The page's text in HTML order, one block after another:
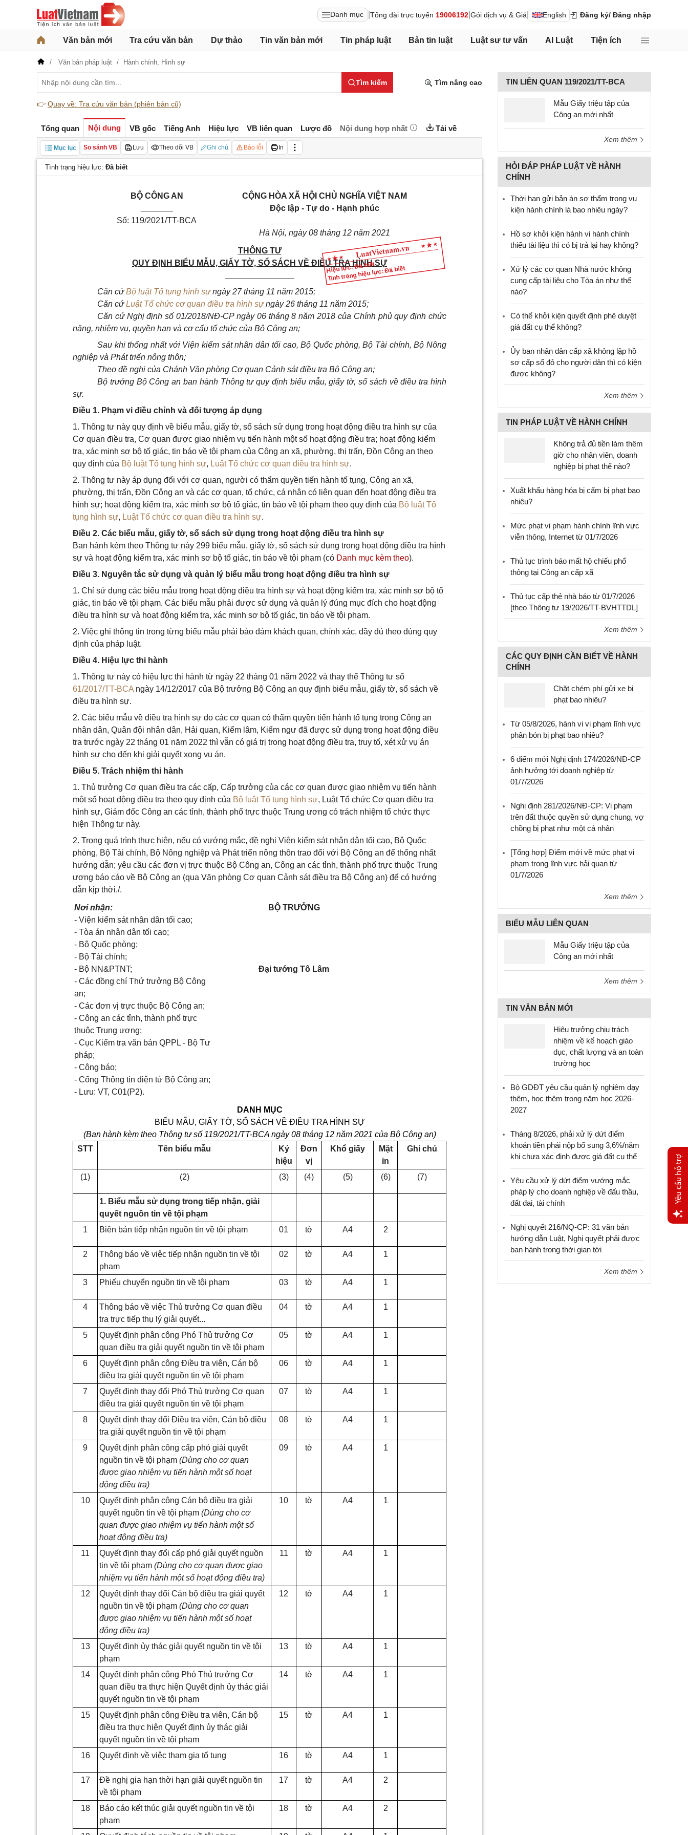
Danh mục Tổng đài trực tuyến 19006192 Gói dịch vụ & Giá English Đăng ký/ Đăng nhập
Văn bản mới Tra cứu văn bản Dự thảo Tin văn bản mới Tin pháp luật Bản tin luật Luật sư tư vấn AI Luật Tiện ích
Văn bản pháp luật Hành chính, Hình sự
Tìm kiếm Tìm nâng cao
👉 Quay về: Tra cứu văn bản (phiên bản cũ)
Tổng quan Nội dung VB gốc Tiếng Anh Hiệu lực VB liên quan Lược đồ Nội dung hợp nhất Tải về
Mục lục So sánh VB Lưu Theo dõi VB Ghi chú Báo lỗi In
Tình trạng hiệu lực: Đã biết
Hiệu lực: Đã biết
Tình trạng hiệu lực: Đã biết
BỘ CÔNG AN
Số: 119/2021/TT-BCA
CỘNG HÒA XÃ HỘI CHỦ NGHĨA VIỆT NAM
Độc lập - Tự do - Hạnh phúc
Hà Nội, ngày08 tháng 12 năm 2021
THÔNG TƯ
QUY ĐỊNH BIỂU MẪU, GIẤY TỜ, SỔ SÁCH VỀ ĐIỀU TRA HÌNH SỰ
Căn cứBộ luật Tố tụng hình sựngày 27 tháng 11 năm 2015;
Căn cứLuật Tổ chức cơ quan điều tra hình sựngày 26 tháng 11 năm 2015;
Căn cứ Nghị định số 01/2018/NĐ-CP ngày 06 tháng 8 năm 2018 của Chính phủ quy định chức
năng, nhiệm vụ, quyền hạn và cơ cấu tổ chức của Bộ Công an;
Sau khithống nhất với Viện kiểm sát nhân dân tối cao, Bộ Quốc phòng, Bộ Tài chính, Bộ Nông
nghiệp và Phát triển nông thôn;
Theo đề nghị của Chánh Văn phòng Cơ quan Cảnh sát điều tra Bộ Công an;
Bộ trưởng Bộ Công an ban hành Thông tư quy định biểu mẫu, giấy tờ, sổ sách về điều tra hình
sự.
Điều 1. Phạm vi điều chỉnh và đối tượng áp dụng
1. Thông tư này quy định về biểu mẫu, giấy tờ, sổ sách sử dụng trong hoạt động điều tra hình sự của
Cơ quan điều tra, Cơ quan được giao nhiệm vụ tiến hành một số hoạt động điều tra; hoạt động kiểm
tra, xác minh sơ bộ tố giác, tin báo về tội phạm của Công an xã, phường, thị trấn, Đồn Công an theo
quy định của Bộ luật Tố tụng hình sự, Luật Tổ chức cơ quan điều tra hình sự.
2. Thông tư này áp dụng đối với cơ quan, người có thẩm quyền tiến hành tố tụng, Công an xã,
phường, thị trấn, Đồn Công an và các cơ quan, tổ chức, cá nhân có liên quan đến hoạt động điều tra
hình sự; hoạt động kiểm tra, xác minh sơ bộ tố giác, tin báo về tội phạm theo quy định của Bộ luật Tố
tụng hình sự, Luật Tổ chức cơ quan điều tra hình sự.
Điều 2. Các biểu mẫu, giấy tờ, sổ sách sử dụng trong hoạt động điều tra hình sự
Ban hành kèm theo Thông tư này 299 biểu mẫu, giấy tờ, sổ sách sử dụng trong hoạt động điều tra hình
sự và hoạt động kiểm tra, xác minh sơ bộ tố giác, tin báo về tội phạm (có Danh mục kèm theo).
Điều 3. Nguyên tắc sử dụng và quản lý biểu mẫu trong hoạt động điều tra hình sự
1. Chỉ sử dụng các biểu mẫu trong hoạt động điều tra hình sự và hoạt động kiểm tra, xác minh sơ bộ tố
giác, tin báo về tội phạm. Các biểu mẫu phải được sử dụng và quản lý đúng mục đích cho hoạt động
điều tra hình sự và hoạt động kiểm tra, xác minh sơ bộ tố giác, tin báo về tội phạm.
2. Việc ghi thông tin trong từng biểu mẫu phải bảo đảm khách quan, chính xác, đầy đủ theo đúng quy
định của pháp luật.
Điều 4. Hiệu lực thi hành
1. Thông tư này có hiệu lực thi hành từ ngày 22 tháng 01 năm 2022 và thay thế Thông tư số
61/2017/TT-BCA ngày 14/12/2017 của Bộ trưởng Bộ Công an quy định biểu mẫu, giấy tờ, sổ sách về
điều tra hình sự.
2. Các biểu mẫu về điều tra hình sự do các cơ quan có thẩm quyền tiến hành tố tụng trong Công an
nhân dân, Quân đội nhân dân, Hải quan, Kiểm lâm, Kiểm ngư đã được sử dụng trong hoạt động điều
tra trước ngày 22 tháng 01 năm 2022 thì vẫn có giá trị trong hoạt động điều tra, truy tố, xét xử vụ án
hình sự cho đến khi giải quyết xong vụ án.
Điều 5. Trách nhiệm thi hành
1. Thủ trưởng Cơ quan điều tra các cấp, Cấp trưởng của các cơ quan được giao nhiệm vụ tiến hành
một số hoạt động điều tra theo quy định của Bộ luật Tố tụng hình sự, Luật Tổ chức Cơ quan điều tra
hình sự, Giám đốc Công an các tỉnh, thành phố trực thuộc Trung ương có trách nhiệm tổ chức thực
hiện Thông tư này.
2. Trong quá trình thực hiện, nếu có vướng mắc, đề nghị Viện kiểm sát nhân dân tối cao, Bộ Quốc
phòng, Bộ Tài chính, Bộ Nông nghiệp và Phát triển nông thôn trao đổi với Bộ Công an để thống nhất
hướng dẫn; yêu cầu các đơn vị trực thuộc Bộ Công an, Công an các tỉnh, thành phố trực thuộc Trung
ương báo cáo về Bộ Công an (qua Văn phòng Cơ quan Cảnh sát điều tra Bộ Công an) để có hướng
dẫn kịp thời./.
Nơi nhận:
- Viện kiểm sát nhân dân tối cao;
- Tòa án nhân dân tối cao;
- Bộ Quốc phòng;
- Bộ Tài chính;
- Bộ NN&PTNT;
- Các đồng chí Thứ trưởng Bộ Công
an;
- Các đơn vị trực thuộc Bộ Công an;
- Công an các tỉnh, thành phố trực
thuộc Trung ương;
- Cục Kiểm tra văn bản QPPL - Bộ Tư
pháp;
- Công báo;
- Cổng Thông tin điện tử Bộ Công an;
- Lưu: VT, C01(P2).
BỘ TRƯỞNG
Đại tướng Tô Lâm
DANH MỤC
BIỂU MẪU, GIẤY TỜ, SỔ SÁCH VỀ ĐIỀU TRA HÌNH SỰ
(Ban hành kèm theo Thông tư số119/2021/TT-BCA ngày08tháng 12năm 2021 của Bộ Công an)
STT
Tên biểu mẫu
Ký
hiệu
Đơn
vị
Khổ giấy
Mặt
in
Ghi chú
(1) (2) (3) (4) (5) (6) (7)
1. Biểu mẫu sử dụng trong tiếp nhận, giải
quyết nguồn tin về tội phạm
1
Biên bản tiếp nhận nguồn tin về tội phạm 01 tờ A4 2
2
Thông báo về việc tiếp nhận nguồn tin về tội
phạm
02 tờ A4 1
3 Phiếu chuyển nguồn tin về tội phạm 03 tờ A4 1
4
Thông báo về việc Thủ trưởng Cơ quan điều
tra trực tiếp thụ lý giải quyết...
04 tờ A4 1
5
Quyết định phân công Phó Thủ trưởng Cơ
quan điều tra giải quyết nguồn tin về tội phạm
05 tờ A4 1
6
Quyết định phân công Điều tra viên, Cán bộ
điều tra giải quyết nguồn tin về tội phạm
06 tờ A4 1
7
Quyết định thay đổi Phó Thủ trưởng Cơ quan
điều tra giải quyết nguồn tin về tội phạm
07 tờ A4 1
8
Quyết định thay đổi Điều tra viên, Cán bộ điều
tra giải quyết nguồn tin về tội phạm
08 tờ A4 1
9
Quyết định phân công cấp phó giải quyết
nguồn tin về tội phạm (Dùng cho cơ quan
được giao nhiệm vụ tiến hành một số hoạt
động điều tra)
09 tờ A4 1
10
Quyết định phân công Cán bộ điều tra giải
quyết nguồn tin về tội phạm (Dùng cho cơ
quan được giao nhiệm vụ tiến hành một số
hoạt động điều tra)
10 tờ A4 1
11
Quyết định thay đổi cấp phó giải quyết nguồn
tin về tội phạm (Dùng cho cơ quan được giao
nhiệm vụ tiến hành một số hoạt động điều tra)
11 tờ A4 1
12
Quyết định thay đổi Cán bộ điều tra giải quyết
nguồn tin về tội phạm (Dùng cho cơ quan
được giao nhiệm vụ tiến hành một số hoạt
động điều tra)
12 tờ A4 1
13
Quyết định ủy thác giải quyết nguồn tin về tội
phạm
13 tờ A4 1
14
Quyết định phân công Phó Thủ trưởng Cơ
quan điều tra thực hiện Quyết định ủy thác giải
quyết nguồn tin về tội phạm
14 tờ A4 1
15
Quyết định phân công Điều tra viên, Cán bộ
điều tra thực hiện Quyết định ủy thác giải
quyết nguồn tin về tội phạm
15 tờ A4 1
16 Quyết định về việc tham gia tố tụng 16 tờ A4 1
17
Đề nghị gia hạn thời hạn giải quyết nguồn tin
về tội phạm
17 tờ A4 2
18
Báo cáo kết thúc giải quyết nguồn tin về tội
phạm
18 tờ A4 2
TIN LIÊN QUAN 119/2021/TT-BCA
Mẫu Giấy triệu tập của
Công an mới nhất
Xem thêm
HỎI ĐÁP PHÁP LUẬT VỀ HÀNH
CHÍNH
Thời hạn gửi bản án sơ thẩm trong vụ
kiện hành chính là bao nhiêu ngày?
Hồ sơ khởi kiện hành vi hành chính
thiếu tài liệu thì có bị trả lại hay không?
Xử lý các cơ quan Nhà nước không
cung cấp tài liệu cho Tòa án như thế
nào?
Có thể khởi kiện quyết định phê duyệt
giá đất cụ thể không?
Ủy ban nhân dân cấp xã không lập hồ
sơ cấp sổ đỏ cho người dân thì có kiện
được không?
Xem thêm
TIN PHÁP LUẬT VỀ HÀNH CHÍNH
Không trả đủ tiền làm thêm
giờ cho nhân viên, doanh
nghiệp bị phạt thế nào?
Xuất khẩu hàng hóa bị cấm bị phạt bao
nhiêu?
Mức phạt vi phạm hành chính lĩnh vực
viễn thông, Internet từ 01/7/2026
Thủ tục trình báo mất hộ chiếu phổ
thông tại Công an cấp xã
Thủ tục cấp thẻ nhà báo từ 01/7/2026
[theo Thông tư 19/2026/TT-BVHTTDL]
Xem thêm
CÁC QUY ĐỊNH CẦN BIẾT VỀ HÀNH
CHÍNH
Chặt chém phí gửi xe bị
phạt bao nhiêu?
Từ 05/8/2026, hành vi vi phạm lĩnh vực
phân bón bị phạt bao nhiêu?
6 điểm mới Nghị định 174/2026/NĐ-CP
ảnh hưởng tới doanh nghiệp từ
01/7/2026
Nghị định 281/2026/NĐ-CP: Vi phạm
trên đất thuộc quyền sử dụng chung, vợ
chồng bị phạt như một cá nhân
[Tổng hợp] Điểm mới về mức phạt vi
phạm trong lĩnh vực hải quan từ
01/7/2026
Xem thêm
BIỂU MẪU LIÊN QUAN
Mẫu Giấy triệu tập của
Công an mới nhất
Xem thêm
TIN VĂN BẢN MỚI
Hiệu trưởng chịu trách
nhiệm về kế hoạch giáo
dục, chất lượng và an toàn
trường học
Bộ GDĐT yêu cầu quản lý nghiêm dạy
thêm, học thêm trong năm học 2026-
2027
Tháng 8/2026, phải xử lý dứt điểm
khoản tiền phải nộp bổ sung 3,6%/năm
khi chưa xác định được giá đất cụ thể
Yêu cầu xử lý dứt điểm vướng mắc
pháp lý cho doanh nghiệp về đấu thầu,
đất đai, tài chính
Nghị quyết 216/NQ-CP: 31 văn bản
hướng dẫn Luật, Nghị quyết phải được
ban hành trong thời gian tới
Xem thêm